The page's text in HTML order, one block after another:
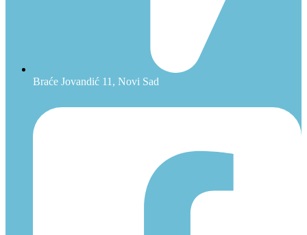
Braće Jovandić 11, Novi Sad